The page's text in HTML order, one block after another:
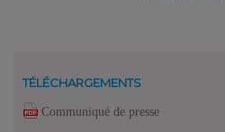
TÉLÉCHARGEMENTS
Communiqué de presse